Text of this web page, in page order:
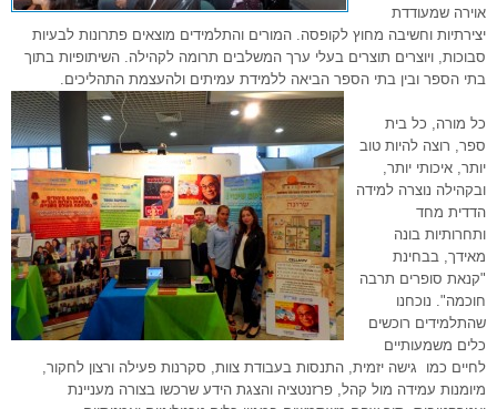
אוירה שמעודדת
יצירתיות וחשיבה מחוץ לקופסה. המורים והתלמידים מוצאים פתרונות לבעיות
סבוכות, ויוצרים תוצרים בעלי ערך המשלבים תרומה לקהילה. השיתופיות בתוך
בתי הספר ובין בתי הספר הביאה ללמידת עמיתים ולהעצמת התהליכים.
כל מורה, כל בית
ספר, רוצה להיות טוב
יותר, איכותי יותר,
ובקהילה נוצרה למידה
הדדית מחד
ותחרותיות בונה
מאידך, בבחינת
"קנאת סופרים תרבה
חוכמה". נוכחנו
שהתלמידים רוכשים
כלים משמעותיים
לחיים כמו גישה יזמית, התנסות בעבודת צוות, סקרנות פעילה ורצון לחקור,
מיומנות עמידה מול קהל, פרזנטציה והצגת הידע שרכשו בצורה מעניינת